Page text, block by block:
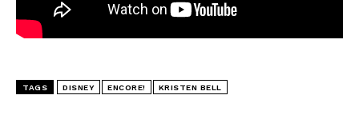
TAGS DISNEY ENCORE! KRISTEN BELL